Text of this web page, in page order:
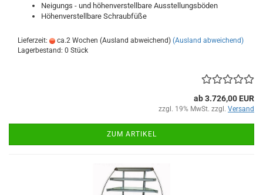
Neigungs - und höhenverstellbare Ausstellungsböden
Höhenverstellbare Schraubfüße
Lieferzeit: ca.2 Wochen (Ausland abweichend) (Ausland abweichend)
Lagerbestand: 0 Stück
ab 3.726,00 EUR
zzgl. 19% MwSt. zzgl. Versand
ZUM ARTIKEL